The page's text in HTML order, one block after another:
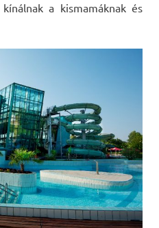
a kismamáknak és